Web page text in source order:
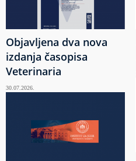
Objavljena dva nova
izdanja časopisa
Veterinaria
30.07.2026.